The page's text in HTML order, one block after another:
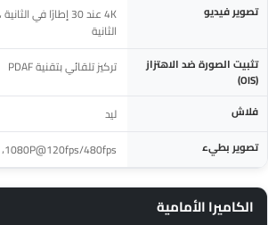
تصوير فيديو
الثانية
تثبيت الصورة ضد الاهتزاز
(OIS)
تركيز تلقائي بتقنية PDAF
فلاش ليد
تصوير بطيء 1080P@120fps/480fps، و720P@240fps/960fps.
الكاميرا الأمامية